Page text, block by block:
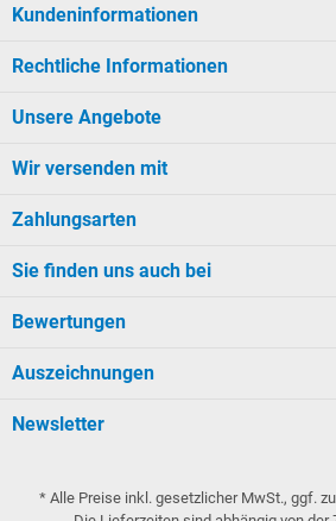
Kundeninformationen
Rechtliche Informationen
Unsere Angebote
Wir versenden mit
Zahlungsarten
Sie finden uns auch bei
Bewertungen
Auszeichnungen
Newsletter
* Alle Preise inkl. gesetzlicher MwSt., ggf.